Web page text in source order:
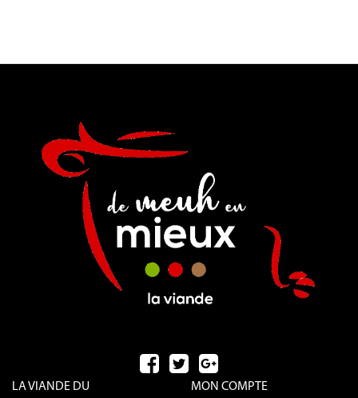
LA VIANDE DU
MON COMPTE